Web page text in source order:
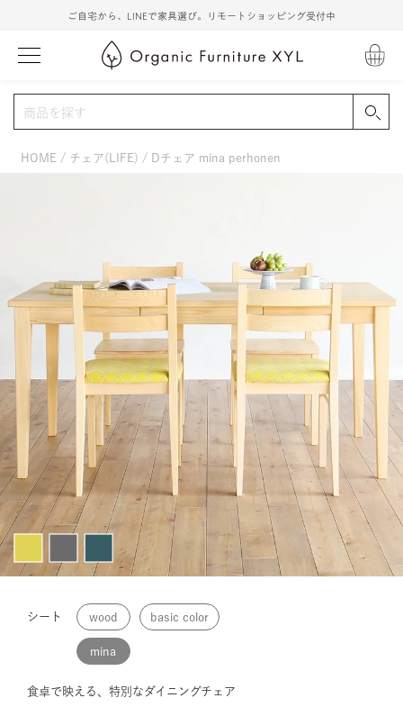
ご自宅から、LINEで家具選び。リモートショッピング受付中
HOME チェア(LIFE) Dチェア mina perhonen
シート wood basic color
mina
食卓で映える、特別なダイニングチェア